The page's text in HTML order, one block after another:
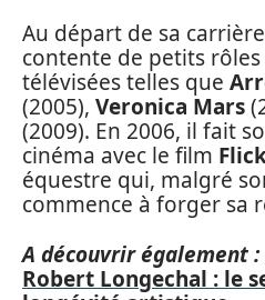
Au départ de sa
contente de petits rôles
télévisées telles que
(2005), Veronica Mars
(2009). En 2006, il fait
cinéma avec le film
équestre qui, malgré
commence à forger sa
A découvrir également :
Robert Longechal : le